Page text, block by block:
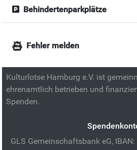
Behindertenparkplätze
Fehler melden
Kulturlotse Hamburg e.V. ist
ehrenamtlich betrieben und
Spenden.
GLS Gemeinschaftsbank eG,